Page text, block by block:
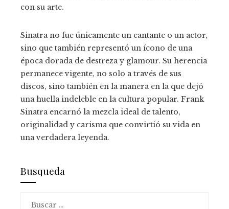
con su arte.
Sinatra no fue únicamente un cantante o un actor,
sino que también representó un ícono de una
época dorada de destreza y glamour. Su herencia
permanece vigente, no solo a través de sus
discos, sino también en la manera en la que dejó
una huella indeleble en la cultura popular. Frank
Sinatra encarnó la mezcla ideal de talento,
originalidad y carisma que convirtió su vida en
una verdadera leyenda.
Busqueda